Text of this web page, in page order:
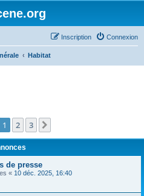
Connexion
Inscription
Habitat
1 2 3
de presse
« 10 déc. 2025, 16:40